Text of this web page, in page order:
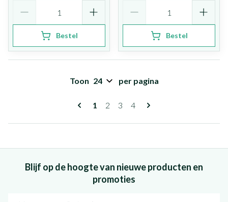
Bestel Bestel
Pagina's
U lees momenteel pagina
1 Pagina
2 Pagina
3 Pagina
4
Toon per pagina
Blijf op de hoogte van nieuwe producten en
promoties